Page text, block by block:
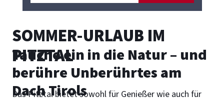
SOMMER-URLAUB IM
PITZTAL
Tauche ein in die Natur – und
berühre Unberührtes am
Dach Tirols
Das Pitztal bietet sowohl für Genießer wie auch für